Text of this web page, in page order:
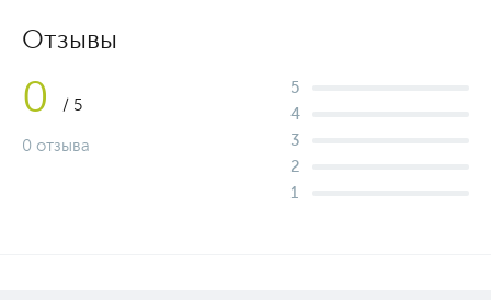
Отзывы
0 / 5
0 отзыва
5
4
3
2
1